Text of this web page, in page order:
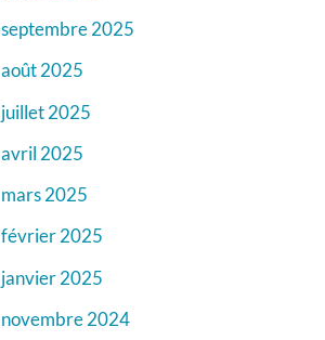
septembre 2025
août 2025
juillet 2025
avril 2025
mars 2025
février 2025
janvier 2025
novembre 2024